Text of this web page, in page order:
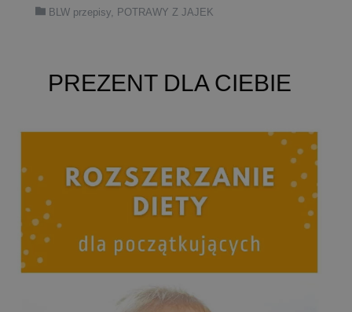
BLW przepisy, POTRAWY Z JAJEK
PREZENT DLA CIEBIE